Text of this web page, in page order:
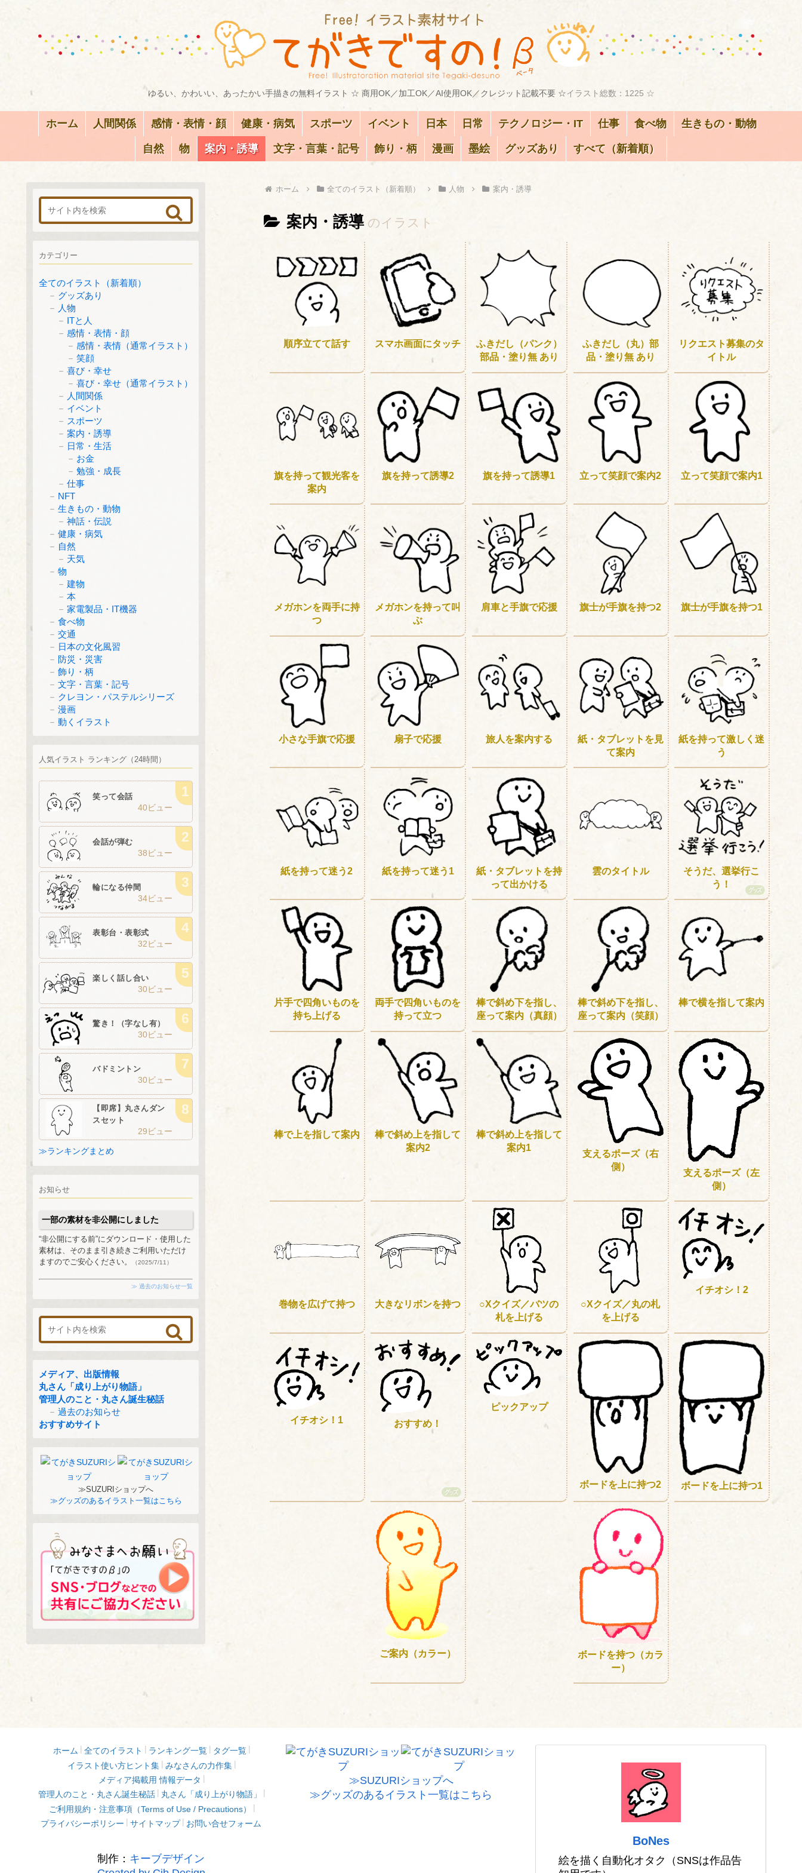
ゆるい、かわいい、あったかい手描きの無料イラスト ☆ 商用OK／加工OK／AI使用OK／クレジット記載不要 ☆イラスト総数：1225 ☆
ホーム 人間関係 感情・表情・顔 健康・病気 スポーツ イベント 日本 日常 テクノロジー・IT 仕事 食べ物 生きもの・動物
自然 物 案内・誘導 文字・言葉・記号 飾り・柄 漫画 墨絵 グッズあり すべて（新着順）
ホーム 全てのイラスト（新着順） 人物 案内・誘導
案内・誘導
順序立てて話す スマホ画面にタッチ
ふきだし（パンク）
部品・塗り無 あり
ふきだし（丸）部
品・塗り無 あり
リクエスト募集のタ
イトル
旗を持って観光客を
案内
旗を持って誘導2 旗を持って誘導1 立って笑顔で案内2 立って笑顔で案内1
メガホンを両手に持
つ
メガホンを持って叫
ぶ
肩車と手旗で応援 旗士が手旗を持つ2 旗士が手旗を持つ1
小さな手旗で応援 扇子で応援 旅人を案内する
紙・タブレットを見
て案内
紙を持って激しく迷
う
紙を持って迷う2 紙を持って迷う1
紙・タブレットを持
って出かける
雲のタイトル
そうだ、選挙行こ
う！
片手で四角いものを
持ち上げる
両手で四角いものを
持って立つ
棒で斜め下を指し、
座って案内（真顔）
棒で斜め下を指し、
座って案内（笑顔）
棒で横を指して案内
棒で上を指して案内
棒で斜め上を指して
案内2
棒で斜め上を指して
案内1
支えるポーズ（右
側）
支えるポーズ（左
側）
巻物を広げて持つ 大きなリボンを持つ
○Xクイズ／バツの
札を上げる
○Xクイズ／丸の札
を上げる
イチオシ！2
イチオシ！1 おすすめ！
ピックアップ
ボードを上に持つ2 ボードを上に持つ1
ご案内（カラー）
ボードを持つ（カラ
ー）
カテゴリー
全てのイラスト（新着順）
グッズあり
人物
ITと人
感情・表情・顔
感情・表情（通常イラスト）
笑顔
喜び・幸せ
喜び・幸せ（通常イラスト）
人間関係
イベント
スポーツ
案内・誘導
日常・生活
お金
勉強・成長
仕事
NFT
生きもの・動物
神話・伝説
健康・病気
自然
天気
物
建物
本
家電製品・IT機器
食べ物
交通
日本の文化風習
防災・災害
飾り・柄
文字・言葉・記号
クレヨン・パステルシリーズ
漫画
動くイラスト
人気イラスト ランキング（24時間）
笑って会話
40ビュー
会話が弾む
38ビュー
輪になる仲間
34ビュー
表彰台・表彰式
32ビュー
楽しく話し合い
30ビュー
驚き！（字なし有）
30ビュー
バドミントン
30ビュー
【即席】丸さんダン
スセット
29ビュー
≫ランキングまとめ
お知らせ
一部の素材を非公開にしました
“非公開にする前”にダウンロード・使用した
素材は、そのまま引き続きご利用いただけ
ますのでご安心ください。
（2025/7/11）
≫ 過去のお知らせ一覧
メディア、出版情報
丸さん「成り上がり物語」
管理人のこと・丸さん誕生秘話
過去のお知らせ
おすすめサイト
≫SUZURIショップへ
≫グッズのあるイラスト一覧はこちら
ホーム 全てのイラスト ランキング一覧
タグ一覧
イラスト使い方ヒント集
みなさんの力作集
メディア掲載用 情報データ
管理人のこと・丸さん誕生秘話
丸さん「成り上がり物語」
ご利用規約・注意事項（Terms of Use / Precautions）
プライバシーポリシー
サイトマップ お問い合せフォーム
制作： キーブデザイン
≫SUZURIショップへ
≫グッズのあるイラスト一覧はこちら
BoNes
絵を描く自動化オタク（SNSは作品告